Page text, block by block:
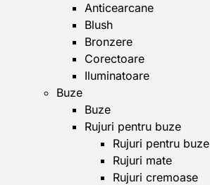
Anticearcane
Blush
Bronzere
Corectoare
Iluminatoare
Buze
Buze
Rujuri pentru buze
Rujuri pentru buze
Rujuri mate
Rujuri cremoase